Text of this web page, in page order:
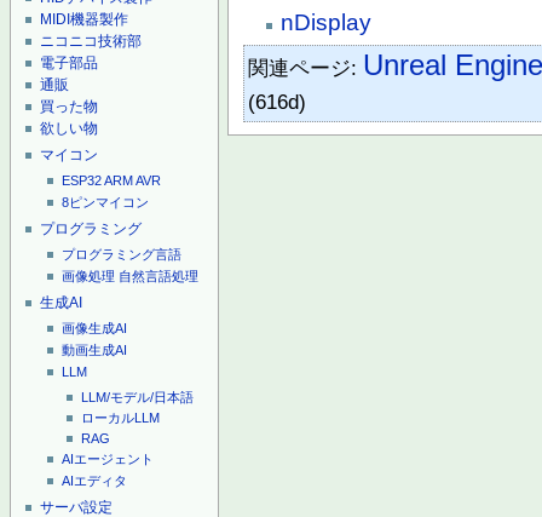
MIDI機器製作
ニコニコ技術部
電子部品
通販
買った物
欲しい物
マイコン
ESP32ARMAVR
8ピンマイコン
プログラミング
プログラミング言語
画像処理 自然言語処理
生成AI
画像生成AI
動画生成AI
LLM
LLM/モデル/日本語
ローカルLLM
RAG
AIエージェント
AIエディタ
サーバ設定
nDisplay
関連ページ: Unreal
(616d)